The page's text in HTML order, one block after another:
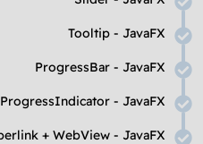
JavaFX
-
Tooltip
JavaFX
-
ProgressBar
JavaFX
-
ProgressIndicator
JavaFX
-
WebView
+